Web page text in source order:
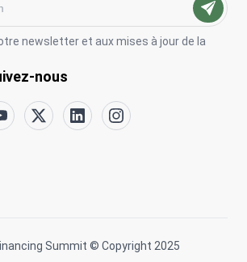
newsletter et aux mises à jour de la
nous
Summit © Copyright 2025